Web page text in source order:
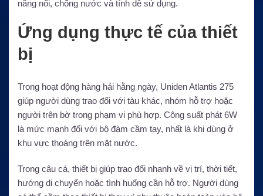
năng nổi, chống nước và tính dễ sử dụng.
Ứng dụng thực tế của thiết
bị
Trong hoạt động hàng hải hằng ngày, Uniden Atlantis 275
giúp người dùng trao đổi với tàu khác, nhóm hỗ trợ hoặc
người trên bờ trong phạm vi phù hợp. Công suất phát 6W
là mức mạnh đối với bộ đàm cầm tay, nhất là khi dùng ở
khu vực thoáng trên mặt nước.
Trong câu cá, thiết bị giúp trao đổi nhanh về vị trí, thời tiết,
hướng di chuyển hoặc tình huống cần hỗ trợ. Người dùng